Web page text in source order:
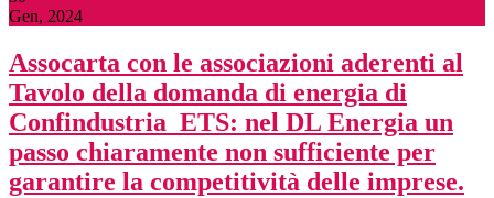
Gen, 2024
Assocarta con le associazioni aderenti al
Tavolo della domanda di energia di
Confindustria ETS: nel DL Energia un
passo chiaramente non sufficiente per
garantire la competitività delle imprese.